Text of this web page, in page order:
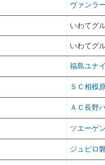
ヴァンラ
いわてグ
いわてグ
福島ユナ
ＳＣ相模
ＡＣ長野
ツエーゲ
ジュビロ